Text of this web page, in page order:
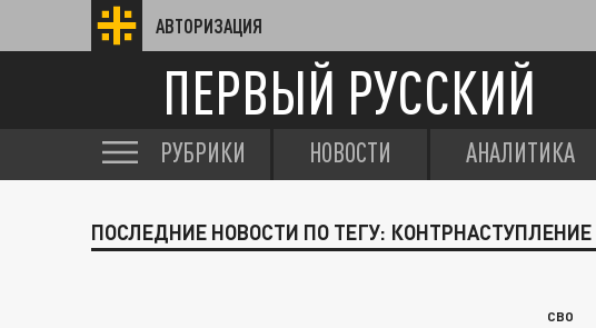
АВТОРИЗАЦИЯ
ПЕРВЫЙ РУССКИЙ
РУБРИКИ НОВОСТИ АНАЛИТИКА
ПОСЛЕДНИЕ НОВОСТИ ПО ТЕГУ: КОНТРНАСТУПЛЕНИЕ
СВО